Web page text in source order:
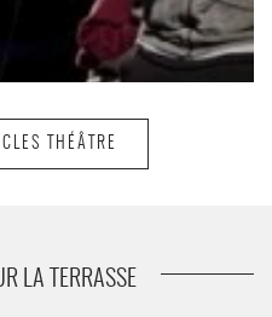
Racines
THÉÂTRE
LA TERRASSE